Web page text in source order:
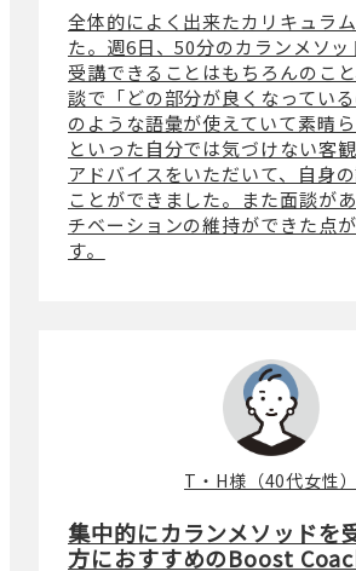
全体的によく出来たカリキュラ
た。週6日、50分のカランメソッ
受講できることはもちろんのこ
談で「どの部分が良くなってい
のような語彙が使えていて素晴ら
といった自分では気づけない客
アドバイスをいただいて、自身
ことができました。また面談が
チベーションの維持ができた点
す。
集中的にカランメソッドを
方におすすめのBoost
T・H様（40代女性）